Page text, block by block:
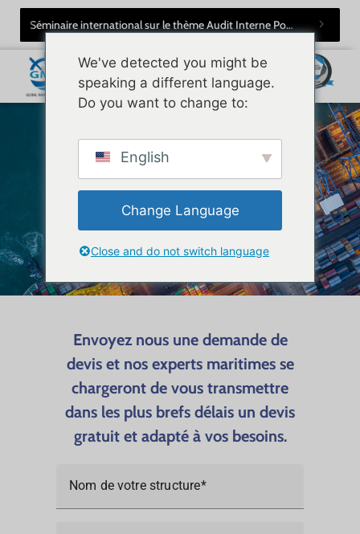
Séminaire international sur le thème Audit Interne Portuaire : Approches normatives par le Management Intégré
Envoyez nous une demande de
devis et nos experts maritimes se
chargeront de vous transmettre
dans les plus brefs délais un devis
gratuit et adapté à vos besoins.​
Nom de votre structure
We've detected you might be
speaking a different language.
Do you want to change to:
English
Change Language
Close and do not switch language